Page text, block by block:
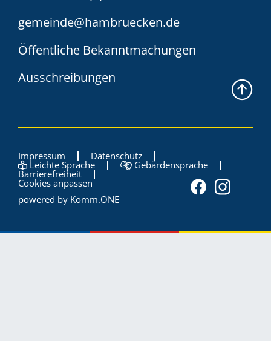
gemeinde@hambruecken.de
Öffentliche Bekanntmachungen
Ausschreibungen
Impressum Datenschutz
Leichte Sprache Gebärdensprache
Barrierefreiheit
Cookies anpassen
powered by Komm.ONE